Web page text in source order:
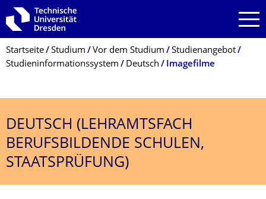
Zur Hauptnavigation springen
Zur Suche springen
Zum Inhalt springen
Breadcrumb-Menü
Startseite Studium Vor dem Studium
Studienangebot
Studieninformationssystem
Deutsch Imagefilme
DEUTSCH (LEHRAMTSFACH
BERUFSBILDENDE SCHULEN,
STAATSPRÜFUNG)